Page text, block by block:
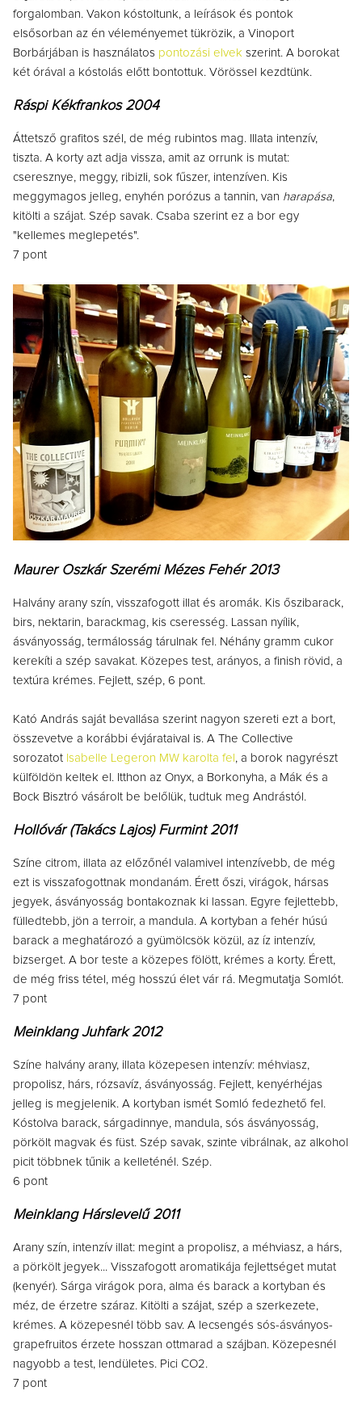
forgalomban. Vakon kóstoltunk, a leírások és pontok
elsősorban az én véleményemet tükrözik, a Vinoport
Borbárjában is használatos pontozási elvek szerint. A borokat
két órával a kóstolás előtt bontottuk. Vörössel kezdtünk.
Ráspi Kékfrankos 2004
Áttetsző grafitos szél, de még rubintos mag. Illata intenzív,
tiszta. A korty azt adja vissza, amit az orrunk is mutat:
cseresznye, meggy, ribizli, sok fűszer, intenzíven. Kis
meggymagos jelleg, enyhén porózus a tannin, van harapása,
kitölti a szájat. Szép savak. Csaba szerint ez a bor egy
"kellemes meglepetés".
7 pont
Maurer Oszkár Szerémi Mézes Fehér 2013
Halvány arany szín, visszafogott illat és aromák. Kis őszibarack,
birs, nektarin, barackmag, kis cseresség. Lassan nyílik,
ásványosság, termálosság tárulnak fel. Néhány gramm cukor
kerekíti a szép savakat. Közepes test, arányos, a finish rövid, a
textúra krémes. Fejlett, szép, 6 pont.
Kató András saját bevallása szerint nagyon szereti ezt a bort,
összevetve a korábbi évjárataival is. A The Collective
sorozatot Isabelle Legeron MW karolta fel , a borok nagyrészt
külföldön keltek el. Itthon az Onyx, a Borkonyha, a Mák és a
Bock Bisztró vásárolt be belőlük, tudtuk meg Andrástól.
Hollóvár (Takács Lajos) Furmint 2011
Színe citrom, illata az előzőnél valamivel intenzívebb, de még
ezt is visszafogottnak mondanám. Érett őszi, virágok, hársas
jegyek, ásványosság bontakoznak ki lassan. Egyre fejlettebb,
fülledtebb, jön a terroir, a mandula. A kortyban a fehér húsú
barack a meghatározó a gyümölcsök közül, az íz intenzív,
bizserget. A bor teste a közepes fölött, krémes a korty. Érett,
de még friss tétel, még hosszú élet vár rá. Megmutatja Somlót.
7 pont
Meinklang Juhfark 2012
Színe halvány arany, illata közepesen intenzív: méhviasz,
propolisz, hárs, rózsavíz, ásványosság. Fejlett, kenyérhéjas
jelleg is megjelenik. A kortyban ismét Somló fedezhető fel.
Kóstolva barack, sárgadinnye, mandula, sós ásványosság,
pörkölt magvak és füst. Szép savak, szinte vibrálnak, az alkohol
picit többnek tűnik a kelleténél. Szép.
6 pont
Meinklang Hárslevelű 2011
Arany szín, intenzív illat: megint a propolisz, a méhviasz, a hárs,
a pörkölt jegyek... Visszafogott aromatikája fejlettséget mutat
(kenyér). Sárga virágok pora, alma és barack a kortyban és
méz, de érzetre száraz. Kitölti a szájat, szép a szerkezete,
krémes. A közepesnél több sav. A lecsengés sós-ásványos-
grapefruitos érzete hosszan ottmarad a szájban. Közepesnél
nagyobb a test, lendületes. Pici CO2.
7 pont